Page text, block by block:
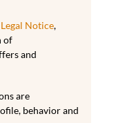
Legal Notice,
of
and
are
behavior and